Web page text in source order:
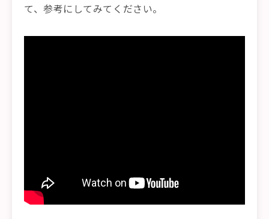
て、参考にしてみてください。